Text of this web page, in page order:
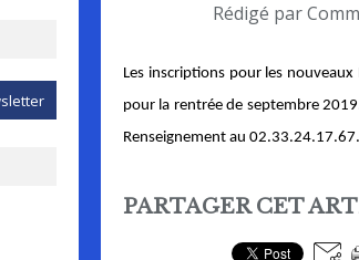
Rédigé par
Les inscriptions pour les nouveaux
pour la rentrée de septembre
Renseignement au 02.33.24.17.67.
PARTAGER CET